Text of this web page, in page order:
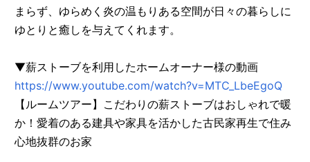
まらず、ゆらめく炎の温もりある空間が日々の暮らしに
ゆとりと癒しを与えてくれます。
▼薪ストーブを利用したホームオーナー様の動画
https://www.youtube.com/watch?v=MTC_LbeEgoQ
【ルームツアー】こだわりの薪ストーブはおしゃれで暖
か！愛着のある建具や家具を活かした古民家再生で住み
心地抜群のお家